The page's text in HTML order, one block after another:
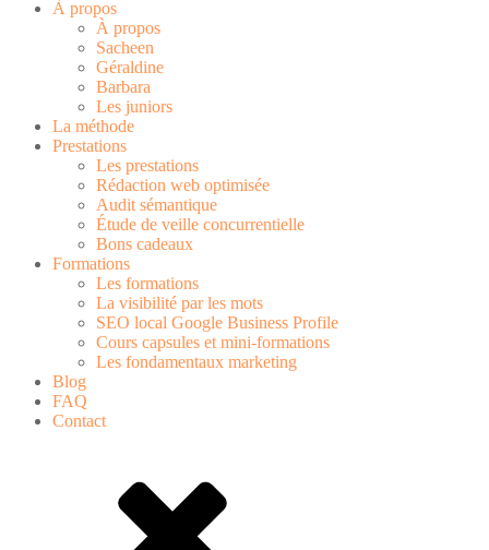
À propos
À propos
Sacheen
Géraldine
Barbara
Les juniors
La méthode
Prestations
Les prestations
Rédaction web optimisée
Audit sémantique
Étude de veille concurrentielle
Bons cadeaux
Formations
Les formations
La visibilité par les mots
SEO local Google Business Profile
Cours capsules et mini-formations
Les fondamentaux marketing
Blog
FAQ
Contact